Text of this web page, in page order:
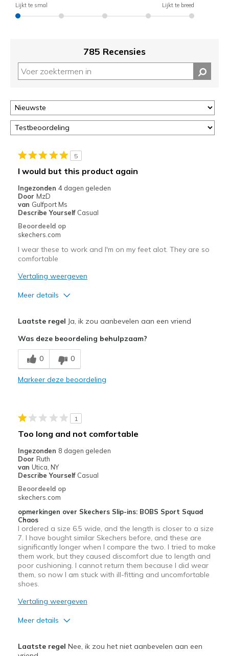
Lijkt te smal Lijkt te breed
785 Recensies
5
I would but this product again
Ingezonden 4 dagen geleden
Door MzD
van Gulfport Ms
Describe Yourself Casual
Beoordeeld op
skechers.com
I wear these to work and I'm on my feet alot. They are so
comfortable
Vertaling weergeven
Meer details
Comfortable
Stylish
Travel
Width
Feels true to width
Sizing
View On Shoes
Shoes are for Wearing
Laatste regel Ja, ik zou aanbevelen aan een vriend
Was deze beoordeling behulpzaam?
0 0
Markeer deze beoordeling
1
Too long and not comfortable
Ingezonden 8 dagen geleden
Door Ruth
van Utica, NY
Describe Yourself Casual
Beoordeeld op
skechers.com
opmerkingen over Skechers Slip-ins: BOBS Sport Squad
Chaos
I ordered a size 6.5 wide, and the length is closer to a size
7. I have bought similar Skechers before, and these are
significantly longer when I compare the two. I tried to make
them work, but they caused discomfort due to length and
poor cushioning. I cannot return them because I did wear
them, so now I am stuck with ill-fitting and uncomfortable
shoes.
Vertaling weergeven
Meer details
Need Break In
Laatste regel Nee, ik zou het niet aanbevelen aan een